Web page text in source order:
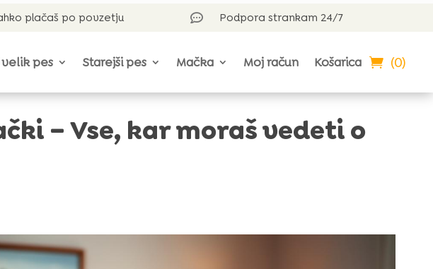
plačaš po povzetju  Podpora strankam 24/7
pes Starejši pes Mačka Moj račun Košarica (0)
– Vse, kar moraš vedeti o